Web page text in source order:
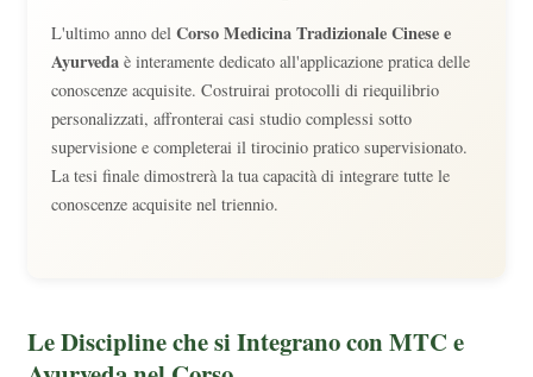
L'ultimo anno del Corso Medicina Tradizionale Cinese e
Ayurvedaè interamente dedicato all'applicazione pratica delle
conoscenze acquisite. Costruirai protocolli di riequilibrio
personalizzati, affronterai casi studio complessi sotto
supervisione e completerai il tirocinio pratico supervisionato.
La tesi finale dimostrerà la tua capacità di integrare tutte le
conoscenze acquisite nel triennio.
Le Discipline che si Integrano con MTC e